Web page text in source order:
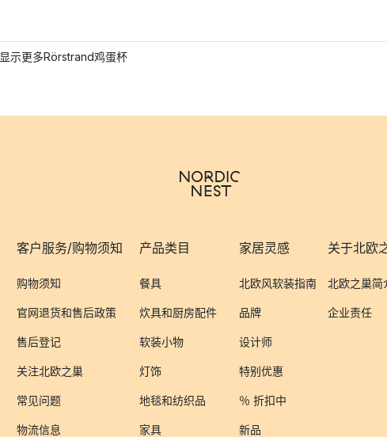
显示更多Rörstrand鸡蛋杯
客户服务/购物须知
购物须知
官网退货和售后政策
售后登记
关注北欧之巢
常见问题
物流信息
产品类目
餐具
炊具和厨房配件
软装小物
灯饰
地毯和纺织品
家具
家居灵感
北欧风软装指南
品牌
设计师
特别优惠
％ 折扣中
新品
关于北欧
北欧之巢简
企业责任